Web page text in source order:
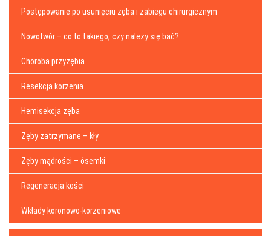
Postępowanie po usunięciu zęba i zabiegu chirurgicznym
Nowotwór – co to takiego, czy należy się bać?
Choroba przyzębia
Resekcja korzenia
Hemisekcja zęba
Zęby zatrzymane – kły
Zęby mądrości – ósemki
Regeneracja kości
Wkłady koronowo-korzeniowe